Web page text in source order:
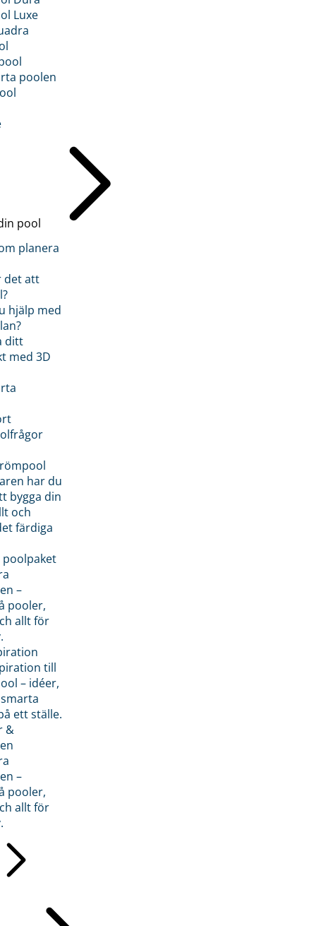
Luxe
poolen
pool
planera
det att
hjälp med
ditt
med 3D
har du
bygga din
och
färdiga
–
pooler,
allt för
till
– idéer,
ett ställe.
&
–
pooler,
allt för